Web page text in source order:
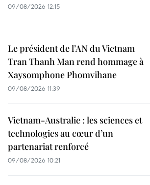
09/08/2026 12:15
Le président de l’AN du Vietnam
Tran Thanh Man rend hommage à
Xaysomphone Phomvihane
09/08/2026 11:39
Vietnam-Australie : les sciences et
technologies au cœur d’un
partenariat renforcé
09/08/2026 10:21